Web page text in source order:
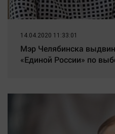
14.04.2020 11:33:01
Мэр Челябинска
«Единой России» по